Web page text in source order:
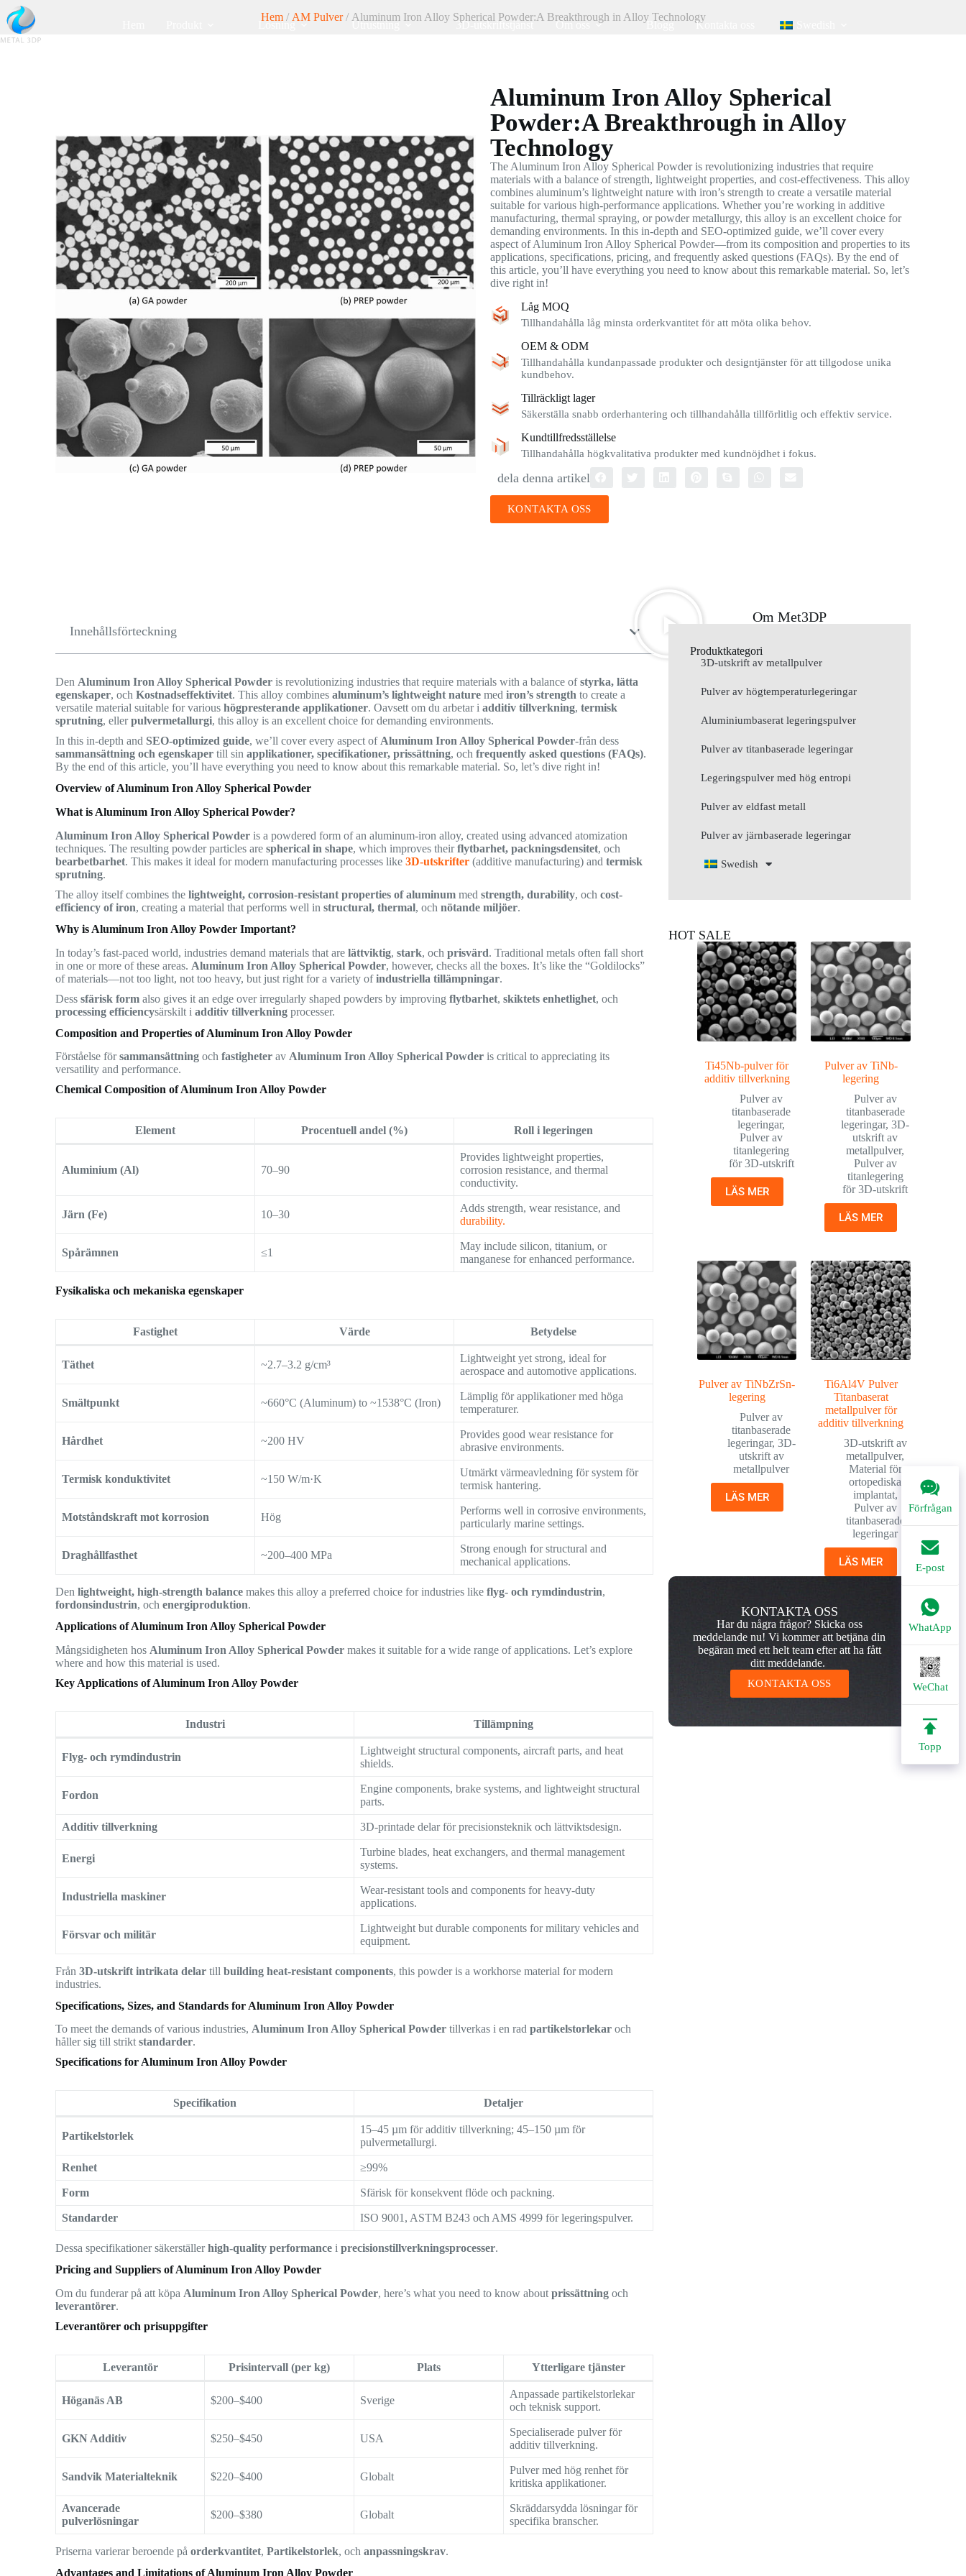
Lösning Utrustning 3D-utskriftstjänst Om oss Blogg Kontakta oss
Förfrågan
E-post
WhatApp
WeChat
Topp
Hem/ AM Pulver/ Aluminum Iron Alloy Spherical Powder:A Breakthrough in Alloy Technology
Aluminum Iron Alloy Spherical
Powder:A Breakthrough in Alloy
Technology
The Aluminum Iron Alloy Spherical Powder is revolutionizing industries that require
materials with a balance of strength, lightweight properties, and cost-effectiveness. This alloy
combines aluminum’s lightweight nature with iron’s strength to create a versatile material
suitable for various high-performance applications. Whether you’re working in additive
manufacturing, thermal spraying, or powder metallurgy, this alloy is an excellent choice for
demanding environments. In this in-depth and SEO-optimized guide, we’ll cover every
aspect of Aluminum Iron Alloy Spherical Powder—from its composition and properties to its
applications, specifications, pricing, and frequently asked questions (FAQs). By the end of
this article, you’ll have everything you need to know about this remarkable material. So, let’s
dive right in!
Låg MOQ
Tillhandahålla låg minsta orderkvantitet för att möta olika behov.
OEM & ODM
Tillhandahålla kundanpassade produkter och designtjänster för att tillgodose unika
kundbehov.
Tillräckligt lager
Säkerställa snabb orderhantering och tillhandahålla tillförlitlig och effektiv service.
Kundtillfredsställelse
Tillhandahålla högkvalitativa produkter med kundnöjdhet i fokus.
dela denna artikel
KONTAKTA OSS
Innehållsförteckning
Den Aluminum Iron Alloy Spherical Powder is revolutionizing industries that require materials with a balance ofstyrka, lätta
egenskaper, ochKostnadseffektivitet. This alloy combinesaluminum’s lightweight nature mediron’s strength to create a
versatile material suitable for varioushögpresterande applikationer. Oavsett om du arbetar iadditiv tillverkning,termisk
sprutning, ellerpulvermetallurgi, this alloy is an excellent choice for demanding environments.
In this in-depth and SEO-optimized guide, we’ll cover every aspect of Aluminum Iron Alloy Spherical Powder-från dess
sammansättning och egenskaper till sinapplikationer, specifikationer, prissättning, ochfrequently asked questions (FAQs).
By the end of this article, you’ll have everything you need to know about this remarkable material. So, let’s dive right in!
Overview of Aluminum Iron Alloy Spherical Powder
What is Aluminum Iron Alloy Spherical Powder?
Aluminum Iron Alloy Spherical Powder is a powdered form of an aluminum-iron alloy, created using advanced atomization
techniques. The resulting powder particles arespherical in shape, which improves theirflytbarhet, packningsdensitet, och
bearbetbarhet. This makes it ideal for modern manufacturing processes like 3D-utskrifter (additive manufacturing) andtermisk
sprutning.
The alloy itself combines thelightweight, corrosion-resistant properties of aluminum medstrength, durability, ochcost-
efficiency of iron, creating a material that performs well instructural, thermal, ochnötande miljöer.
Why is Aluminum Iron Alloy Powder Important?
In today’s fast-paced world, industries demand materials that arelättviktig,stark, ochprisvärd. Traditional metals often fall short
in one or more of these areas. Aluminum Iron Alloy Spherical Powder, however, checks all the boxes. It’s like the “Goldilocks”
of materials—not too light, not too heavy, but just right for a variety ofindustriella tillämpningar.
Desssfärisk form also gives it an edge over irregularly shaped powders by improvingflytbarhet,skiktets enhetlighet, och
processing efficiencysärskilt iadditiv tillverkning processer.
Composition and Properties of Aluminum Iron Alloy Powder
Förståelse försammansättning ochfastigheter avAluminum Iron Alloy Spherical Powder is critical to appreciating its
versatility and performance.
Chemical Composition of Aluminum Iron Alloy Powder
Element Procentuell andel (%) Roll i legeringen
Aluminium (Al) 70–90
Provides lightweight properties,
corrosion resistance, and thermal
conductivity.
Järn (Fe) 10–30
Adds strength, wear resistance, and
durability.
Spårämnen ≤1
May include silicon, titanium, or
manganese for enhanced performance.
Fysikaliska och mekaniska egenskaper
Fastighet Värde Betydelse
Täthet ~2.7–3.2 g/cm³
Lightweight yet strong, ideal for
aerospace and automotive applications.
Smältpunkt ~660°C (Aluminum) to ~1538°C (Iron)
Lämplig för applikationer med höga
temperaturer.
Hårdhet ~200 HV
Provides good wear resistance for
abrasive environments.
Termisk konduktivitet ~150 W/m·K
Utmärkt värmeavledning för system för
termisk hantering.
Motståndskraft mot korrosion Hög
Performs well in corrosive environments,
particularly marine settings.
Draghållfasthet ~200–400 MPa
Strong enough for structural and
mechanical applications.
Denlightweight, high-strength balance makes this alloy a preferred choice for industries likeflyg- och rymdindustrin,
fordonsindustrin, ochenergiproduktion.
Applications of Aluminum Iron Alloy Spherical Powder
Mångsidigheten hos Aluminum Iron Alloy Spherical Powder makes it suitable for a wide range of applications. Let’s explore
where and how this material is used.
Key Applications of Aluminum Iron Alloy Powder
Industri Tillämpning
Flyg- och rymdindustrin
Lightweight structural components, aircraft parts, and heat
shields.
Fordon
Engine components, brake systems, and lightweight structural
parts.
Additiv tillverkning 3D-printade delar för precisionsteknik och lättviktsdesign.
Energi
Turbine blades, heat exchangers, and thermal management
systems.
Industriella maskiner
Wear-resistant tools and components for heavy-duty
applications.
Försvar och militär
Lightweight but durable components for military vehicles and
equipment.
Från3D-utskrift intrikata delar tillbuilding heat-resistant components, this powder is a workhorse material for modern
industries.
Specifications, Sizes, and Standards for Aluminum Iron Alloy Powder
To meet the demands of various industries,Aluminum Iron Alloy Spherical Powder tillverkas i en radpartikelstorlekar och
håller sig till striktstandarder.
Specifications for Aluminum Iron Alloy Powder
Specifikation Detaljer
Partikelstorlek
15–45 µm för additiv tillverkning; 45–150 µm för
pulvermetallurgi.
Renhet ≥99%
Form Sfärisk för konsekvent flöde och packning.
Standarder ISO 9001, ASTM B243 och AMS 4999 för legeringspulver.
Dessa specifikationer säkerställerhigh-quality performance iprecisionstillverkningsprocesser.
Pricing and Suppliers of Aluminum Iron Alloy Powder
Om du funderar på att köpa Aluminum Iron Alloy Spherical Powder, here’s what you need to know aboutprissättning och
leverantörer.
Leverantörer och prisuppgifter
Leverantör Prisintervall (per kg) Plats Ytterligare tjänster
Höganäs AB $200–$400 Sverige
Anpassade partikelstorlekar
och teknisk support.
GKN Additiv $250–$450 USA
Specialiserade pulver för
additiv tillverkning.
Sandvik Materialteknik $220–$400 Globalt
Pulver med hög renhet för
kritiska applikationer.
Avancerade
pulverlösningar
$200–$380 Globalt
Skräddarsydda lösningar för
specifika branscher.
Priserna varierar beroende påorderkvantitet,Partikelstorlek, ochanpassningskrav.
Advantages and Limitations of Aluminum Iron Alloy Powder
Om Met3DP
Produktkategori
3D-utskrift av metallpulver
Pulver av högtemperaturlegeringar
Aluminiumbaserat legeringspulver
Pulver av titanbaserade legeringar
Legeringspulver med hög entropi
Pulver av eldfast metall
Pulver av järnbaserade legeringar
Swedish
HOT SALE
Ti45Nb-pulver för
additiv tillverkning
Pulver av
titanbaserade
legeringar,
Pulver av
titanlegering
för 3D-utskrift
LÄS MER
Pulver av TiNb-
legering
Pulver av
titanbaserade
legeringar,3D-
utskrift av
metallpulver,
Pulver av
titanlegering
för 3D-utskrift
LÄS MER
Pulver av TiNbZrSn-
legering
Pulver av
titanbaserade
legeringar, 3D-
utskrift av
metallpulver
LÄS MER
Ti6Al4V Pulver
Titanbaserat
metallpulver för
additiv tillverkning
3D-utskrift av
metallpulver,
Material för
ortopediska
implantat,
Pulver av
titanbaserade
legeringar
LÄS MER
KONTAKTA OSS
Har du några frågor? Skicka oss
meddelande nu! Vi kommer att betjäna din
begäran med ett helt team efter att ha fått
ditt meddelande.
KONTAKTA OSS